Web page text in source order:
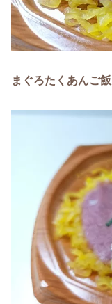
まぐろたくあんご飯